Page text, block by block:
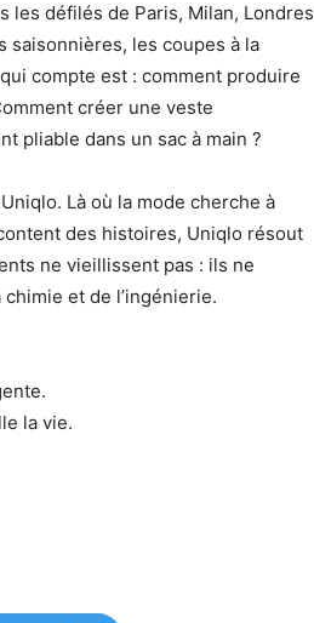
les défilés de Paris, Milan, Londres
saisonnières, les coupes à la
compte est : comment produire
créer une veste
pliable dans un sac à main ?
Là où la mode cherche à
des histoires, Uniqlo résout
ne vieillissent pas : ils ne
et de l’ingénierie.
la vie.